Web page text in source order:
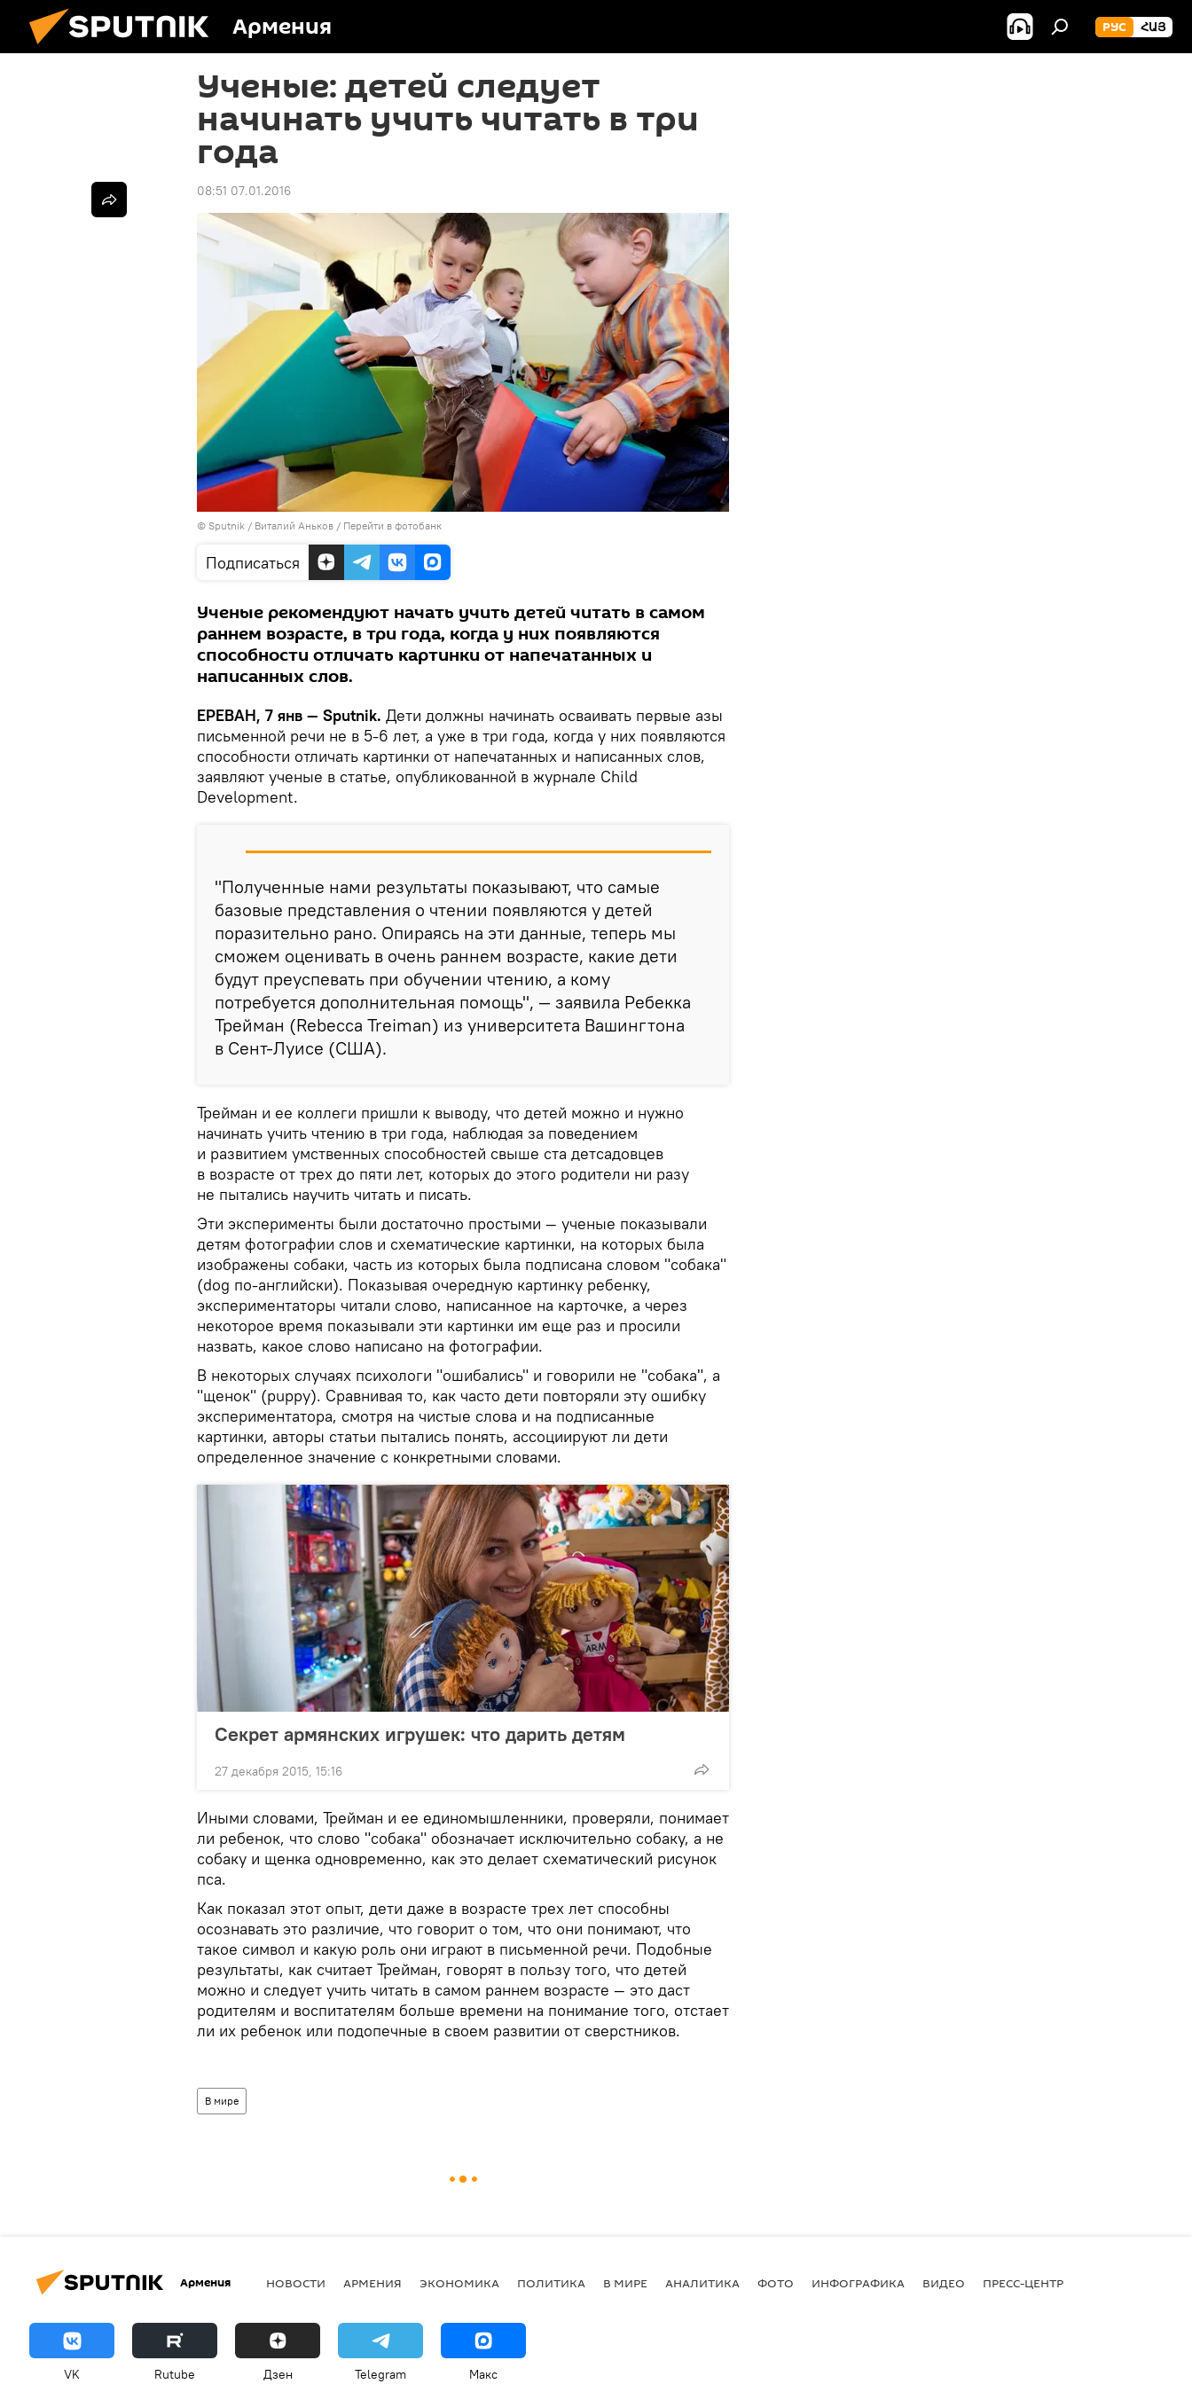
Армения РУС ՀԱՅ
Ученые: детей следует
начинать учить читать в три
года
08:51 07.01.2016
© Sputnik / Виталий Аньков / Перейти в фотобанк
Подписаться
Ученые рекомендуют начать учить детей читать в самом
раннем возрасте, в три года, когда у них появляются
способности отличать картинки от напечатанных и
написанных слов.
ЕРЕВАН, 7 янв — Sputnik. Дети должны начинать осваивать первые азы
письменной речи не в 5-6 лет, а уже в три года, когда у них появляются
способности отличать картинки от напечатанных и написанных слов,
заявляют ученые в статье, опубликованной в журнале Child
Development.
"Полученные нами результаты показывают, что самые
базовые представления о чтении появляются у детей
поразительно рано. Опираясь на эти данные, теперь мы
сможем оценивать в очень раннем возрасте, какие дети
будут преуспевать при обучении чтению, а кому
потребуется дополнительная помощь", — заявила Ребекка
Трейман (Rebecca Treiman) из университета Вашингтона
в Сент-Луисе (США).
Трейман и ее коллеги пришли к выводу, что детей можно и нужно
начинать учить чтению в три года, наблюдая за поведением
и развитием умственных способностей свыше ста детсадовцев
в возрасте от трех до пяти лет, которых до этого родители ни разу
не пытались научить читать и писать.
Эти эксперименты были достаточно простыми — ученые показывали
детям фотографии слов и схематические картинки, на которых была
изображены собаки, часть из которых была подписана словом "собака"
(dog по-английски). Показывая очередную картинку ребенку,
экспериментаторы читали слово, написанное на карточке, а через
некоторое время показывали эти картинки им еще раз и просили
назвать, какое слово написано на фотографии.
В некоторых случаях психологи "ошибались" и говорили не "собака", а
"щенок" (puppy). Сравнивая то, как часто дети повторяли эту ошибку
экспериментатора, смотря на чистые слова и на подписанные
картинки, авторы статьи пытались понять, ассоциируют ли дети
определенное значение с конкретными словами.
Секрет армянских игрушек: что дарить детям
27 декабря 2015, 15:16
Иными словами, Трейман и ее единомышленники, проверяли, понимает
ли ребенок, что слово "собака" обозначает исключительно собаку, а не
собаку и щенка одновременно, как это делает схематический рисунок
пса.
Как показал этот опыт, дети даже в возрасте трех лет способны
осознавать это различие, что говорит о том, что они понимают, что
такое символ и какую роль они играют в письменной речи. Подобные
результаты, как считает Трейман, говорят в пользу того, что детей
можно и следует учить читать в самом раннем возрасте — это даст
родителям и воспитателям больше времени на понимание того, отстает
ли их ребенок или подопечные в своем развитии от сверстников.
В мире
Армения НОВОСТИ АРМЕНИЯ ЭКОНОМИКА ПОЛИТИКА В МИРЕ АНАЛИТИКА ФОТО ИНФОГРАФИКА ВИДЕО ПРЕСС-ЦЕНТР
VK Rutube Дзен Telegram Макс